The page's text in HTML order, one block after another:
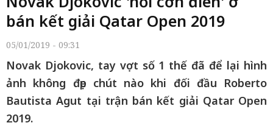
bán kết giải Qatar Open 2019
05/01/2019 - 09:31
Novak Djokovic, tay vợt số 1 thế đã để lại hình
ảnh không đẹp chút nào khi đối đầu Roberto
Bautista Agut tại trận bán kết giải Qatar Open
2019.